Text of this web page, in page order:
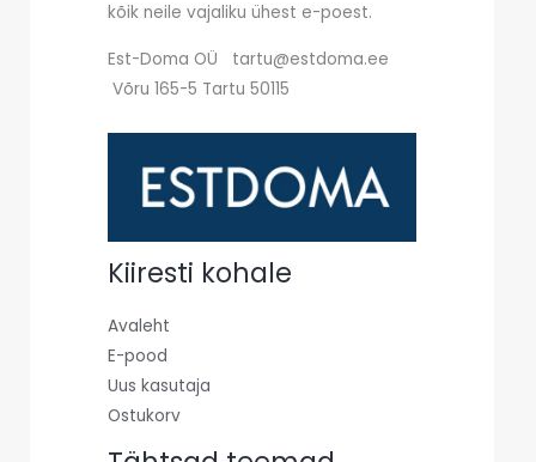
kõik neile vajaliku ühest e-poest.
Est-Doma OÜ tartu@estdoma.ee
Võru 165-5 Tartu 50115
Kiiresti kohale
Avaleht
E-pood
Uus kasutaja
Ostukorv